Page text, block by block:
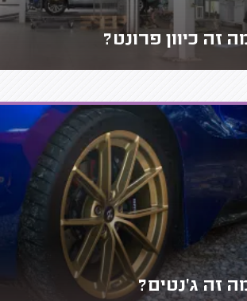
זה כיוון פרונט?
זה ג'נטים?